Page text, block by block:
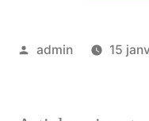
Publié
admin 15